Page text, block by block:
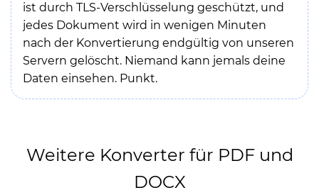
ist durch TLS-Verschlüsselung geschützt, und
jedes Dokument wird in wenigen Minuten
nach der Konvertierung endgültig von unseren
Servern gelöscht. Niemand kann jemals deine
Daten einsehen. Punkt.
Weitere Konverter für PDF und
DOCX